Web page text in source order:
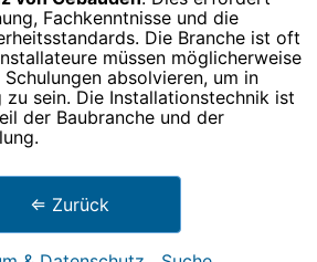
Fachkenntnisse und die
Die Branche ist oft
müssen möglicherweise
absolvieren, um in
sein. Die Installationstechnik ist
der Baubranche und der
⇐ Zurück